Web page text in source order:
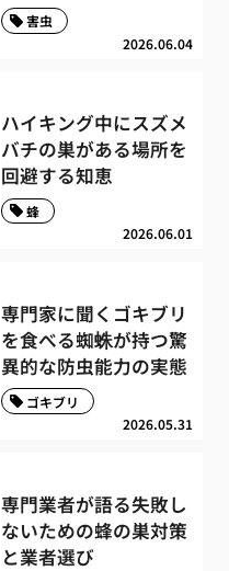
2026.06.04
害虫
ハイキング中にスズメ
バチの巣がある場所を
回避する知恵
2026.06.01
蜂
専門家に聞くゴキブリ
を食べる蜘蛛が持つ驚
異的な防虫能力の実態
2026.05.31
ゴキブリ
専門業者が語る失敗し
ないための蜂の巣対策
と業者選び